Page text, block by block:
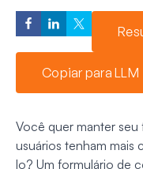
Copiar para LLM
Você quer manter
usuários tenham
lo? Um formulário de